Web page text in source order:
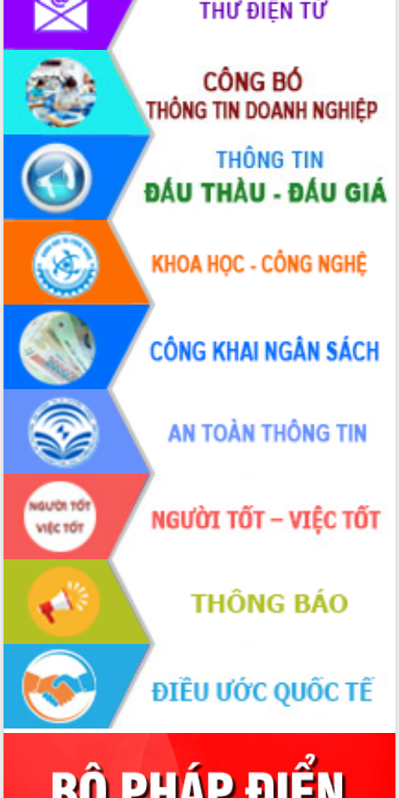
UBND tỉnh họp báo định kỳ tháng 4
năm 2026
Hội thảo khoa học “Giải pháp thúc đẩy
phát triển nền kinh tế xanh tại tỉnh
Đắk Lắk”
Tăng cường giám sát, đôn đốc thực
hiện nhiệm vụ quản lý tài sản công
hàng tuần
Tháo gỡ những vướng mắc, đẩy mạnh
công tác cải cách thủ tục hành chính
tại Trung tâm Phục vụ hành chính
công tỉnh
Đắk Lắk: Tôn vinh 46 giải pháp tại Hội
thi Sáng tạo Kỹ thuật 2024 - 2025
Đắk Lắk rà soát, điều chỉnh Đề án 190
về phát triển nuôi trồng thủy sản
Phó Chủ tịch UBND tỉnh Đắk Lắk
Trương Công Thái kiểm tra thực địa
Dự án cao tốc Khánh Hòa - Buôn Ma
Thuột
Định vị cà phê Việt Nam như một “di
sản sống” trong dòng chảy toàn cầu
Xây dựng nông thôn mới: Nâng cao đời
sống người dân từ những mô hình thiết
Quyết liệt tháo gỡ vướng mắc, đẩy
nhanh tiến độ các dự án trọng điểm
trong Khu kinh tế Nam Phú Yên
Hòn Yến phát triển du lịch gắn với bảo
tồn biển
Lấy ý kiến điều chỉnh Quy hoạch tỉnh
Đắk Lắk thời kỳ 2021-2030, tầm nhìn
đến năm 2050
Phát động chiến dịch 30 ngày đêm
giải phóng mặt bằng Tuyến đường bộ
ven biển
Đắk Lắk nỗ lực thúc đẩy tăng trưởng
kinh tế từ 10% trở lên trong Quý
Đắk Lắk ký kết thỏa thuận hợp tác về
chuyển đổi số giai đoạn 2026 – 2030